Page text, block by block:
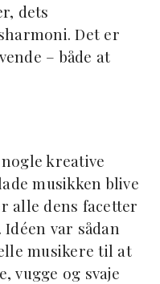
dets
Det er
– både at
kreative
musikken blive
alle dens facetter
var sådan
musikere til at
vugge og svaje